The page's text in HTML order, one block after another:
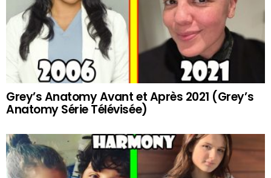
Grey’s Anatomy Avant et Après 2021 (Grey’s
Anatomy Série Télévisée)